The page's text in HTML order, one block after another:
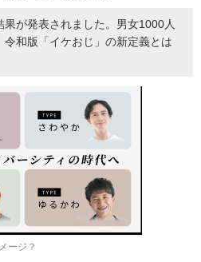
果が発表されました。男女1000人
和版「イケおじ」の新定義とは
ージ？